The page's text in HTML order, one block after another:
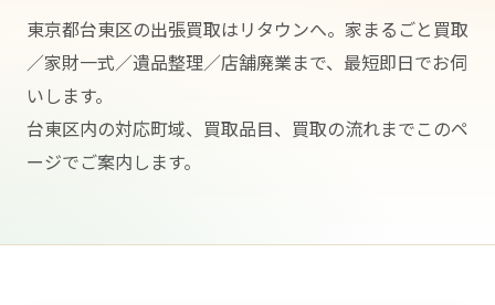
東京都台東区の出張買取はリタウンへ。家まるごと買取
／家財一式／遺品整理／店舗廃業まで、最短即日でお伺
いします。
台東区内の対応町域、買取品目、買取の流れまでこのペ
ージでご案内します。